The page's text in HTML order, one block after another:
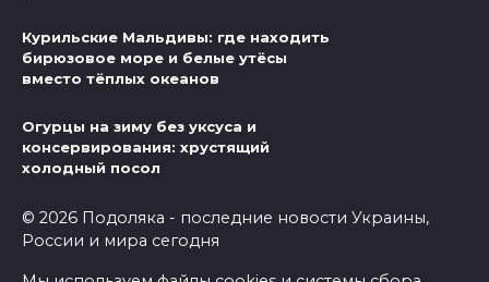
Курильские Мальдивы: где находить
бирюзовое море и белые утёсы
вместо тёплых океанов
Огурцы на зиму без уксуса и
консервирования: хрустящий
холодный посол
© 2026 Подоляка - последние новости Украины,
России и мира сегодня